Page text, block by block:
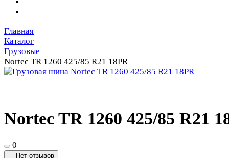
Главная
Каталог
Грузовые
Nortec TR 1260 425/85 R21 18PR
Nortec TR 1260 425/85 R21
0
Нет отзывов